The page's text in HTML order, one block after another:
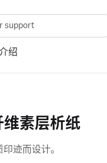
绍
维素层析纸
迹而设计。